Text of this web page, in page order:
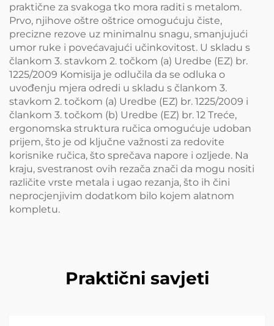
praktične za svakoga tko mora raditi s metalom.
Prvo, njihove oštre oštrice omogućuju čiste,
precizne rezove uz minimalnu snagu, smanjujući
umor ruke i povećavajući učinkovitost. U skladu s
člankom 3. stavkom 2. točkom (a) Uredbe (EZ) br.
1225/2009 Komisija je odlučila da se odluka o
uvođenju mjera odredi u skladu s člankom 3.
stavkom 2. točkom (a) Uredbe (EZ) br. 1225/2009 i
člankom 3. točkom (b) Uredbe (EZ) br. 12 Treće,
ergonomska struktura ručica omogućuje udoban
prijem, što je od ključne važnosti za redovite
korisnike ručica, što sprečava napore i ozljede. Na
kraju, svestranost ovih rezača znači da mogu nositi
različite vrste metala i ugao rezanja, što ih čini
neprocjenjivim dodatkom bilo kojem alatnom
kompletu.
Praktični savjeti